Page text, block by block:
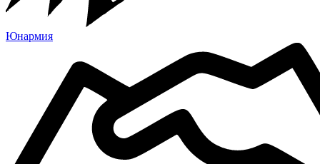
Юнармия